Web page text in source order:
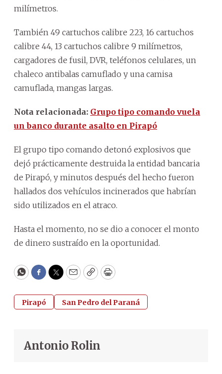
milímetros.
También 49 cartuchos calibre 223, 16 cartuchos
calibre 44, 13 cartuchos calibre 9 milímetros,
cargadores de fusil, DVR, teléfonos celulares, un
chaleco antibalas camuflado y una camisa
camuflada, mangas largas.
Nota relacionada: Grupo tipo comando vuela
un banco durante asalto en Pirapó
El grupo tipo comando detonó explosivos que
dejó prácticamente destruida la entidad bancaria
de Pirapó, y minutos después del hecho fueron
hallados dos vehículos incinerados que habrían
sido utilizados en el atraco.
Hasta el momento, no se dio a conocer el monto
de dinero sustraído en la oportunidad.
WhatsApp
Facebook
Twitter
EmailCopyPrint
Pirapó San Pedro del Paraná
Antonio Rolin